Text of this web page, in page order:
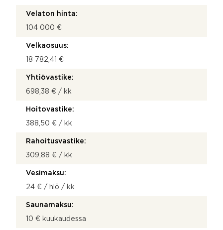
Velaton hinta:
104 000 €
Velkaosuus:
18 782,41 €
Yhtiövastike:
698,38 € / kk
Hoitovastike:
388,50 € / kk
Rahoitusvastike:
309,88 € / kk
Vesimaksu:
24 € / hlö / kk
Saunamaksu:
10 € kuukaudessa